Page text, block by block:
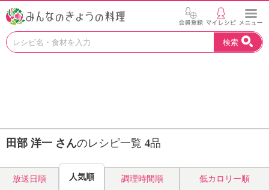
お
見
つ
よ
う
検索
田部 洋一 さんのレシピ一覧 4品
放送日順 人気順 調理時間順 低カロリー順